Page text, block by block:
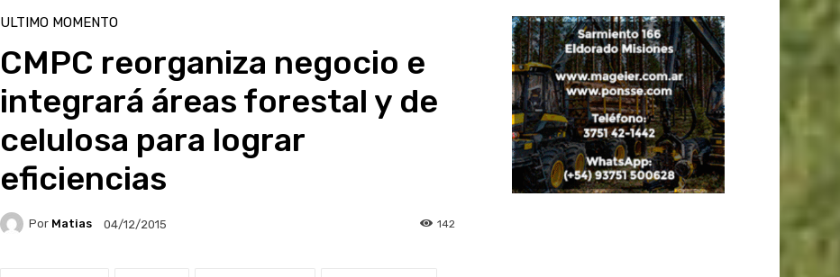
ULTIMO MOMENTO
CMPC reorganiza negocio e
integrará áreas forestal y de
celulosa para lograr
eficiencias
Por Matias 04/12/2015 142